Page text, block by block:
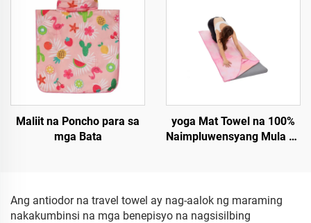
Maliit na Poncho para sa
mga Bata
yoga Mat Towel na 100%
Naimpluwensyang Mula sa
Ang antiodor na travel towel ay nag-aalok ng maraming
nakakumbinsi na mga benepisyo na nagsisilbing